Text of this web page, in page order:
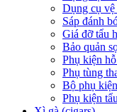
Dụng cụ vệ
Sáp đánh
Giá đỡ tẩu
Bảo quản
Phụ kiện
Phụ tùng
Bộ phụ
Phụ kiện